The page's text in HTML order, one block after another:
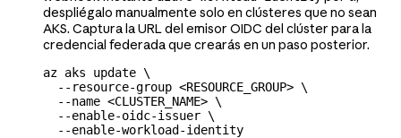
despliégalo manualmente solo en clústeres que no sean
AKS. Captura la URL del emisor OIDC del clúster para la
credencial federada que crearás en un paso posterior.
az aks update \
  --resource-group
<RESOURCE_GROUP> \
  --name
<CLUSTER_NAME> \
  --enable-oidc-issuer
\
  --enable-workload-identity